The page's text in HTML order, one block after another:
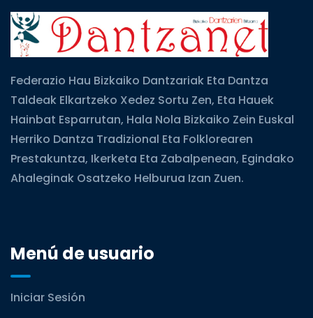
Federazio Hau Bizkaiko Dantzariak Eta Dantza
Taldeak Elkartzeko Xedez Sortu Zen, Eta Hauek
Hainbat Esparrutan, Hala Nola Bizkaiko Zein Euskal
Herriko Dantza Tradizional Eta Folklorearen
Prestakuntza, Ikerketa Eta Zabalpenean, Egindako
Ahaleginak Osatzeko Helburua Izan Zuen.
Menú de usuario
Iniciar Sesión